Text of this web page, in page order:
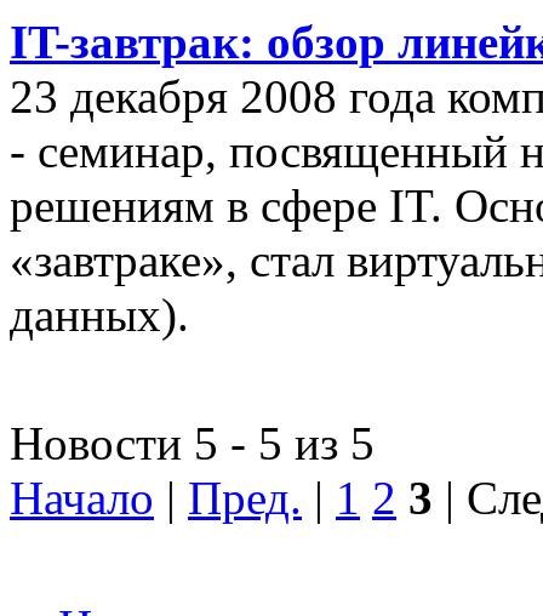
IT-завтрак: обзор
23 декабря 2008 года
- семинар, посвященный
решениям в сфере IT.
«завтраке», стал
данных).
Новости 5 - 5 из 5
Начало | Пред. | 1 2 3 |